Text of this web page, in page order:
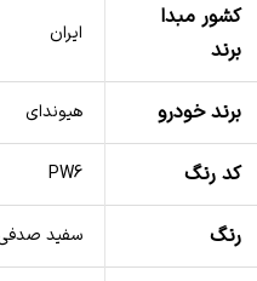
کشور مبدا
برند
ایران
برند خودرو هیوندای
کد رنگ PW6
رنگ سفید